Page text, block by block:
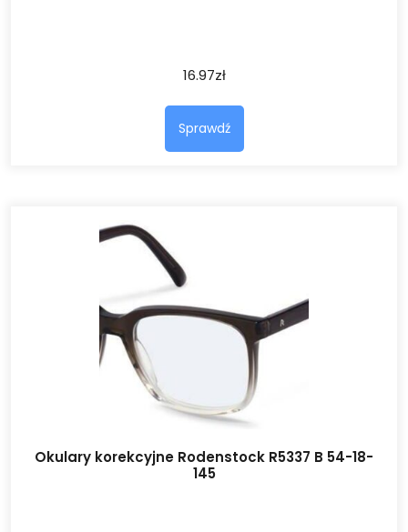
16.97zł
Sprawdź
Okulary korekcyjne Rodenstock R5337 B 54-18-
145